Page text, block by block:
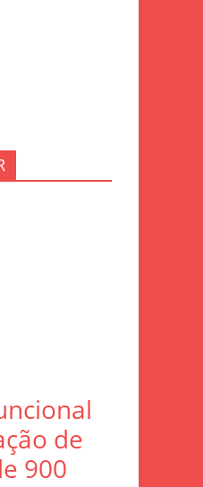
de
900